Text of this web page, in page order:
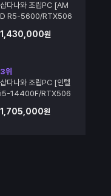
샵다나와 조립PC [AM
D R5-5600/RTX506
1,430,000원
3위
샵다나와 조립PC [인텔
i5-14400F/RTX506
1,705,000원